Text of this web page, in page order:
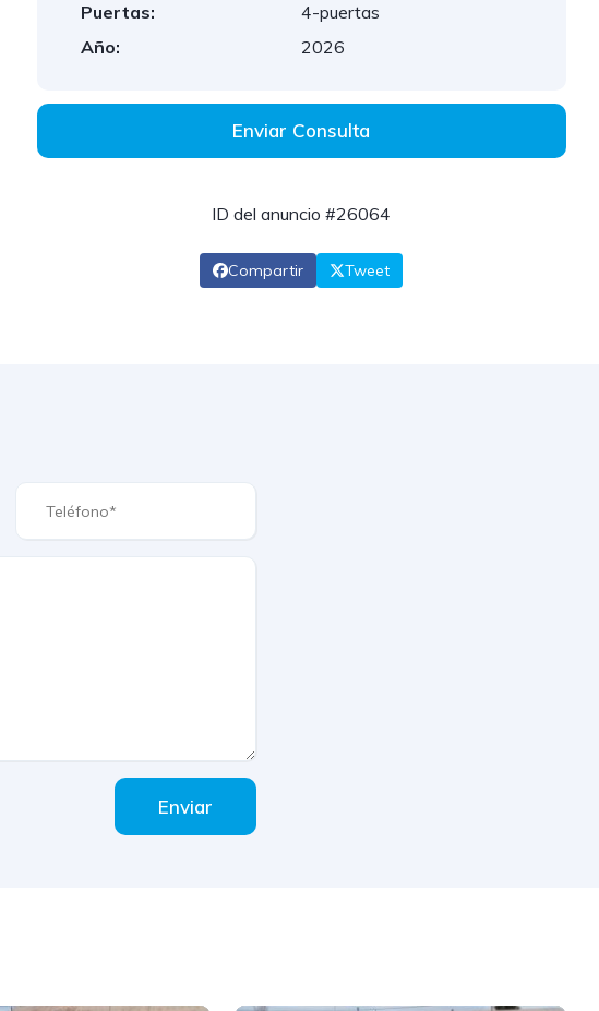
Puertas:
4-puertas
Año:
2026
Enviar Consulta
ID del anuncio #26064
Compartir Tweet
Enviar